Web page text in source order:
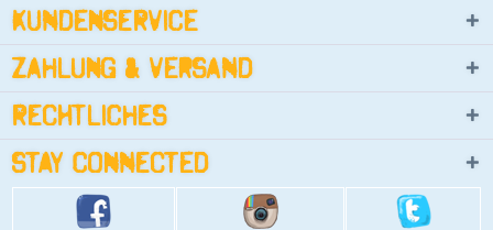
Kundenservice
Zahlung & Versand
Rechtliches
Stay connected